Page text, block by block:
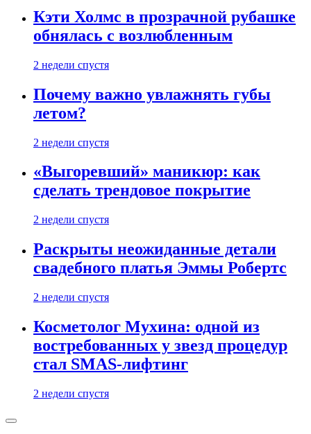
Кэти Холмс в прозрачной рубашке
обнялась с возлюбленным
2 недели спустя
Почему важно увлажнять губы
летом?
2 недели спустя
«Выгоревший» маникюр: как
сделать трендовое покрытие
2 недели спустя
Раскрыты неожиданные детали
свадебного платья Эммы Робертс
2 недели спустя
Косметолог Мухина: одной из
востребованных у звезд процедур
стал SMAS-лифтинг
2 недели спустя